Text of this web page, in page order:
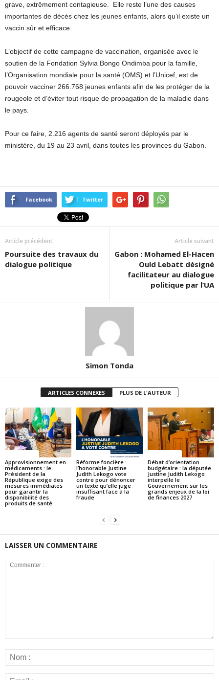
grave, extrêmement contagieuse. Elle reste l’une des causes
importantes de décès chez les jeunes enfants, alors qu’il existe un
vaccin sûr et efficace.
L’objectif de cette campagne de vaccination, organisée avec le
soutien de la Fondation Sylvia Bongo Ondimba pour la famille,
l’Organisation mondiale pour la santé (OMS) et l’Unicef, est de
pouvoir vacciner 266.768 jeunes enfants afin de les protéger de la
rougeole et d’éviter tout risque de propagation de la maladie dans
le pays.
Pour ce faire, 2.216 agents de santé seront déployés par le
ministère, du 19 au 23 avril, dans toutes les provinces du Gabon.
Facebook Twitter
Article précédent
Poursuite des travaux du
dialogue politique
Article suivant
Gabon : Mohamed El-Hacen
Ould Lebatt désigné
facilitateur au dialogue
politique par l’UA
Simon Tonda
ARTICLES CONNEXES PLUS DE L'AUTEUR
Approvisionnement en
médicaments : le
Président de la
République exige des
mesures immédiates
pour garantir la
disponibilité des
produits de santé
Réforme foncière :
l’honorable Justine
Judith Lekogo vote
contre pour dénoncer
un texte qu’elle juge
insuffisant face à la
fraude
Débat d’orientation
budgétaire : la députée
Justine Judith Lekogo
interpelle le
Gouvernement sur les
grands enjeux de la loi
de finances 2027
LAISSER UN COMMENTAIRE